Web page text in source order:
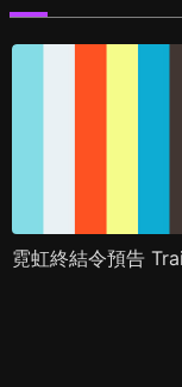
霓虹終結令預告